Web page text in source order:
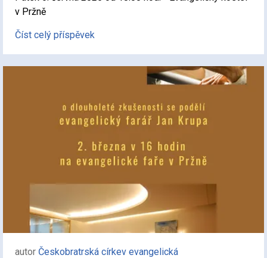
v Pržně
Číst celý příspěvek
autor Českobratrská církev evangelická